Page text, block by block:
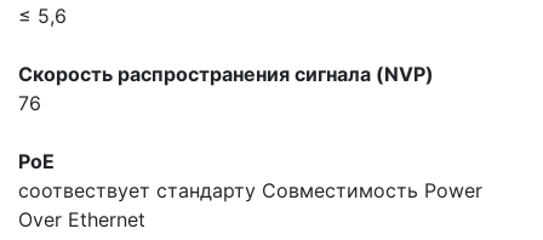
≤ 5,6
Скорость распространения сигнала (NVP)
76
PoE
соотвествует стандарту Совместимость Power
Over Ethernet